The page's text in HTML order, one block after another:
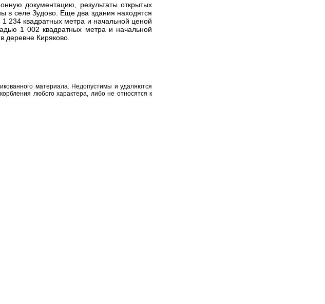
документацию, результаты открытых
в селе Зудово. Еще два здания находятся
234 квадратных метра и начальной ценой
1 002 квадратных метра и начальной
деревне Киряково.
материала. Недопустимы и удаляются
любого характера, либо не относятся к